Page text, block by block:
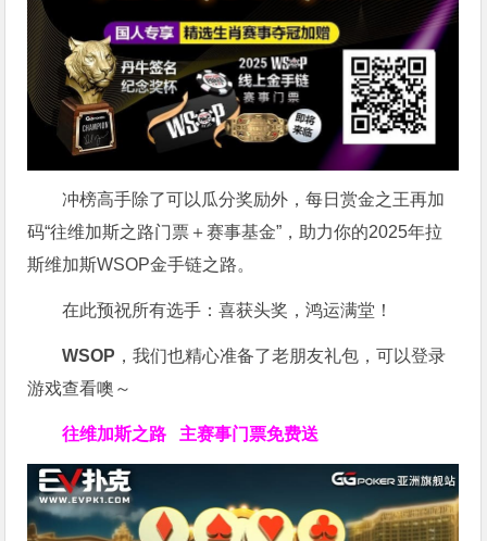
冲榜高手除了可以瓜分奖励外，每日赏金之王再加
码“往维加斯之路门票＋赛事基金”，助力你的2025年拉
斯维加斯WSOP金手链之路。
在此预祝所有选手：喜获头奖，鸿运满堂！
WSOP ，我们也精心准备了老朋友礼包，可以登录
游戏查看噢～
往维加斯之路 主赛事门票免费送